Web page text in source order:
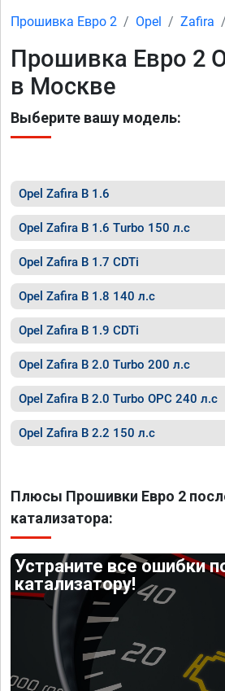
Прошивка Евро 2 Opel Zafira
Прошивка Евро 2
в Москве
Выберите вашу модель:
Opel Zafira B 1.6
Opel Zafira B 1.6 Turbo 150 л.с
Opel Zafira B 1.7 CDTi
Opel Zafira B 1.8 140 л.с
Opel Zafira B 1.9 CDTi
Opel Zafira B 2.0 Turbo 200 л.с
Opel Zafira B 2.0 Turbo OPC 240 л.с
Opel Zafira B 2.2 150 л.с
Плюсы Прошивки Евро 2
катализатора:
Устраните все ошибки
катализатору!